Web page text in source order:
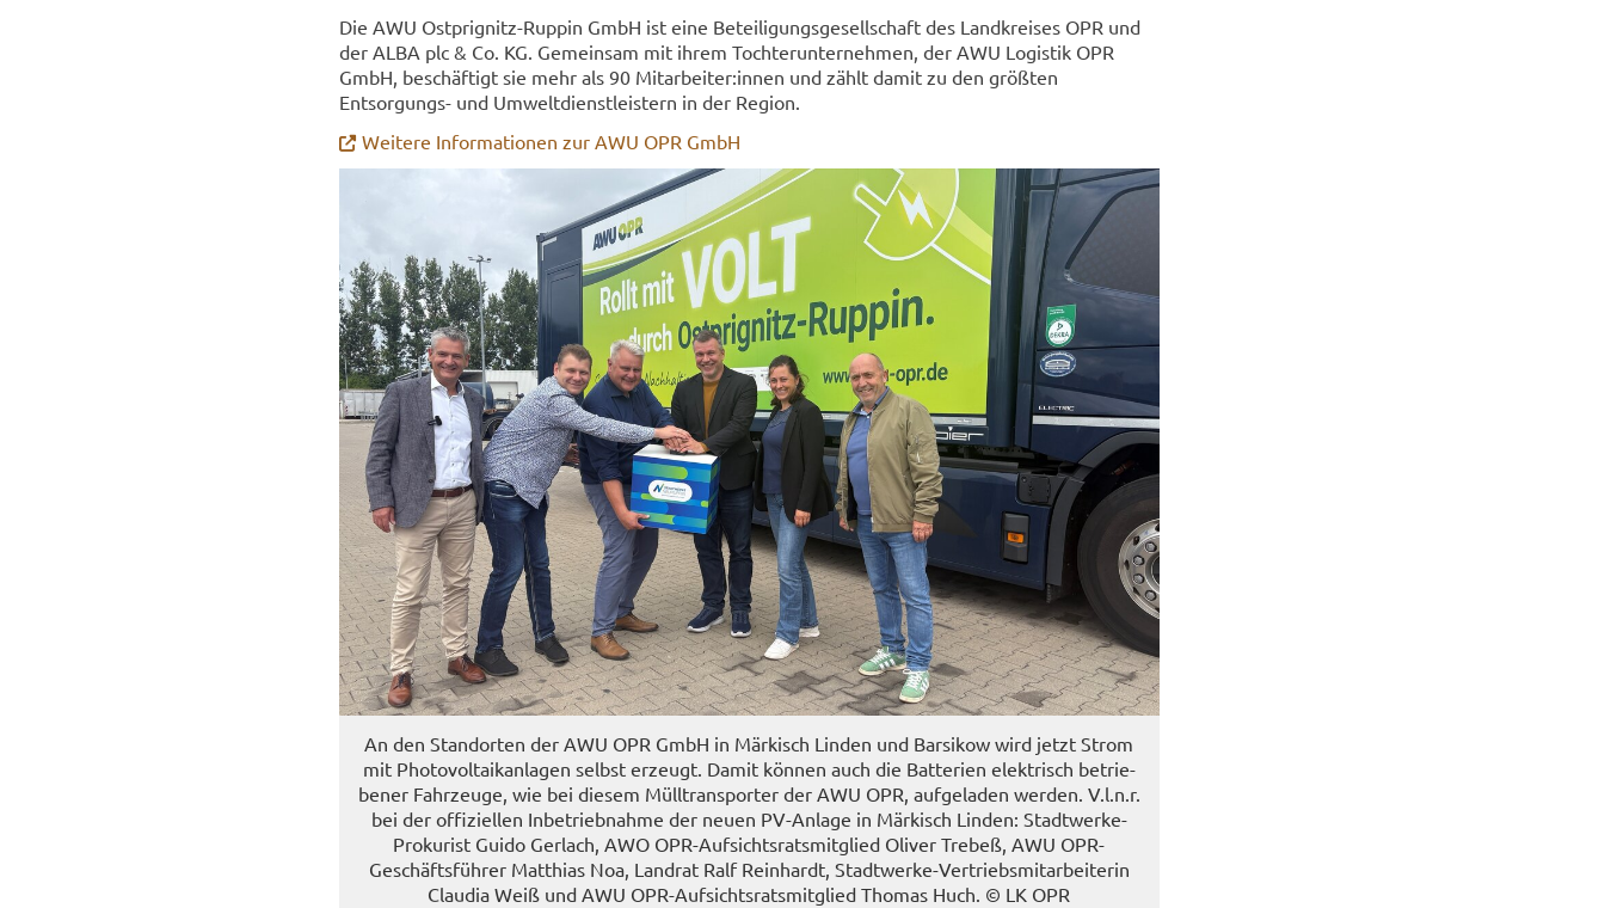
Die AWU Ostprignitz-​Ruppin GmbH ist eine Be­tei­li­gungs­ge­sell­schaft des Land­krei­ses OPR und
der ALBA plc & Co. KG. Ge­mein­sam mit ihrem Toch­ter­un­ter­neh­men, der AWU Lo­gis­tik OPR
GmbH, be­schäf­tigt sie mehr als 90 Mit­ar­bei­ter:innen und zählt damit zu den größ­ten
Entsorgungs-​ und Um­welt­dienst­leis­tern in der Re­gi­on.
Wei­te­re In­for­ma­tio­nen zur AWU OPR GmbH
An den Stand­or­ten der AWU OPR GmbH in Mär­kisch Lin­den und Barsi­kow wird jetzt Strom
mit Pho­to­vol­ta­ik­an­la­gen selbst er­zeugt. Damit kön­nen auch die Bat­te­rien elek­trisch be­trie­
be­ner Fahr­zeu­ge, wie bei die­sem Müll­trans­por­ter der AWU OPR, auf­ge­la­den wer­den. V.l.n.r.
bei der of­fi­zi­el­len In­be­trieb­nah­me der neuen PV-​Anlage in Mär­kisch Lin­den: Stadtwerke-​
Prokurist Guido Ger­lach, AWO OPR-​Aufsichtsratsmitglied Oli­ver Tre­beß, AWU OPR-​
Geschäftsführer Mat­thi­as Noa, Land­rat Ralf Rein­hardt, Stadtwerke-​Vertriebsmitarbeiterin
Clau­dia Weiß und AWU OPR-​Aufsichtsratsmitglied Tho­mas Huch. © LK OPR